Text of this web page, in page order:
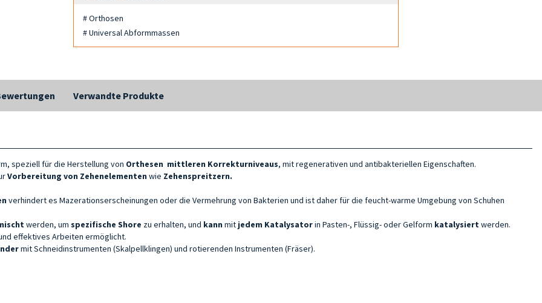
# Orthosen
# Universal Abformmassen
Verwandte Produkte
speziell für die Herstellung von Orthesen mittleren Korrekturniveaus, mit regenerativen und antibakteriellen Eigenschaften.
Vorbereitung von Zehenelementen wie Zehenspreitzern.
verhindert es Mazerationserscheinungen oder die Vermehrung von Bakterien und ist daher für die feucht-warme Umgebung von Schuhen
werden, um spezifische Shore zu erhalten, und kann mit jedem Katalysatorin Pasten-, Flüssig- oder Gelform katalysiertwerden.
effektives Arbeiten ermöglicht.
mit Schneidinstrumenten (Skalpellklingen) und rotierenden Instrumenten (Fräser).